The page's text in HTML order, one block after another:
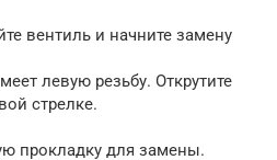
вентиль и начните замену
левую резьбу. Открутите
стрелке.
прокладку для замены.